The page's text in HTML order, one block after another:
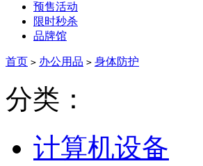
预售活动
限时秒杀
品牌馆
首页 > 办公用品 > 身体防护
分类：
计算机设备